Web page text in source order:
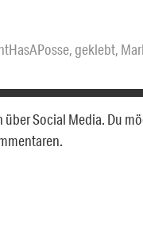
, geklebt,
Social Media. Du